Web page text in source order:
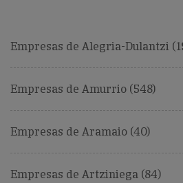
Empresas de Alegria-Dulantzi
Empresas de Amurrio (548)
Empresas de Aramaio (40)
Empresas de Artziniega (84)